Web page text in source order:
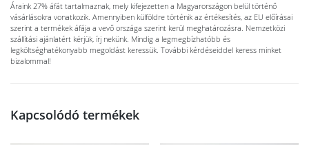
Áraink 27% áfát tartalmaznak, mely kifejezetten a Magyarországon belül történő
vásárlásokra vonatkozik. Amennyiben külföldre történik az értékesítés, az EU előírásai
szerint a termékek áfája a vevő országa szerint kerül meghatározásra. Nemzetközi
szállítási ajánlatért kérjük, írj nekünk. Mindig a legmegbízhatóbb és
legköltséghatékonyabb megoldást keressük. További kérdéseiddel keress minket
bizalommal!
Kapcsolódó termékek